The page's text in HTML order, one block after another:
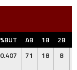
%BUT AB 1B 2B
0.407 71 18 8